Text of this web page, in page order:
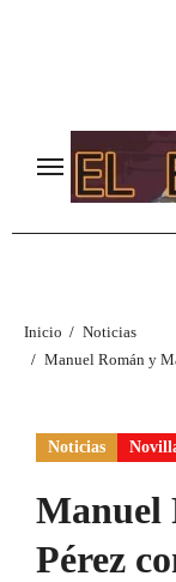
Inicio
Noticias
Manuel Román y
Noticias
Manuel
Pérez